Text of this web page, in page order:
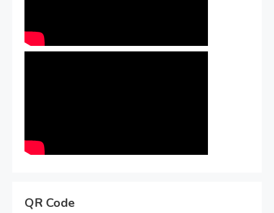
QR Code